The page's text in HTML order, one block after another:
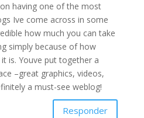
having one of the most
Ive come across in some
how much you can take
simply because of how
is. Youve put together a
–great graphics, videos,
a must-see weblog!
Responder